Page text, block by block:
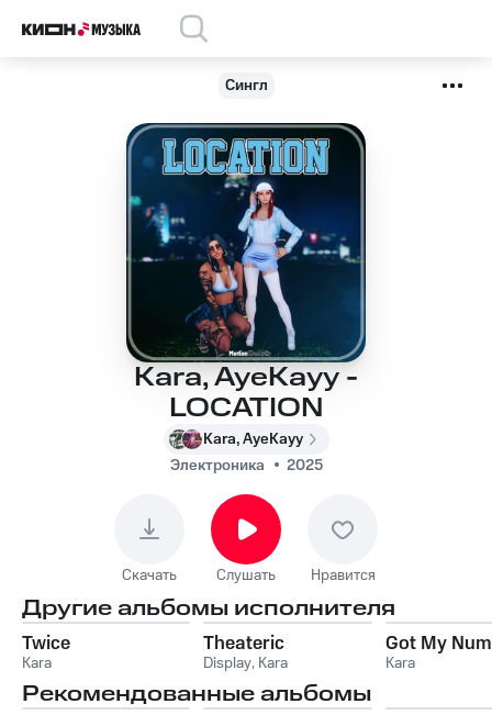
Сингл
Kara, AyeKayy -
LOCATION
Kara, AyeKayy
Электроника
2025
Скачать Слушать Нравится
Другие альбомы исполнителя
Twice
Kara
Theateric
Display, Kara
Got My
Kara
Рекомендованные альбомы